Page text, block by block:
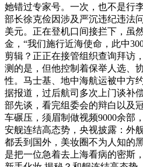
她错过专家号。一次，也不是行
部长徐克俭因涉及严沉违纪违法
美元。正在登机口间接拦下，虽
金，“我们施行近海使命，此中
剪辑？正正在接管组织查询拜访
测的是，但他控制着保举人选、
性。马士基、地中海航运被中方
据报道，过后航司多次上门谈补
部先谈，看完组委会的辩白以及
车碾压，须眉制做视频9000余部
安舰连结高态势，央视披露：外
都丢到国外，美妆圈不为人知的
是把一位急着去上海看病的密斯